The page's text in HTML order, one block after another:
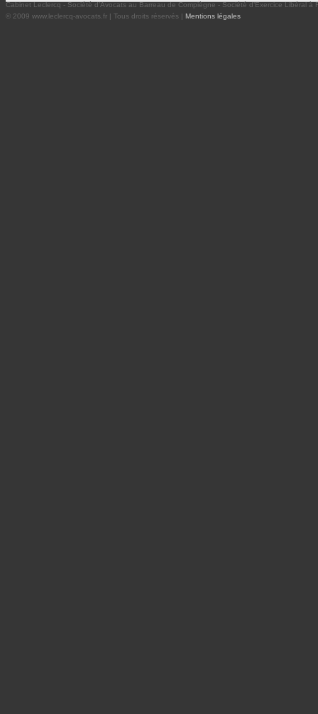
Cabinet Leclercq - Société d’Avocats au Barreau de Compiègne - Société d’Exercice Libéral
© 2009 www.leclercq-avocats.fr | Tous droits réservés | Mentions légales